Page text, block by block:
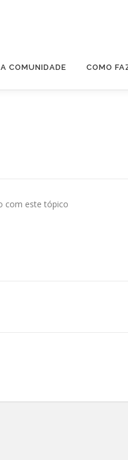
A COMUNIDADE COMO
com este tópico